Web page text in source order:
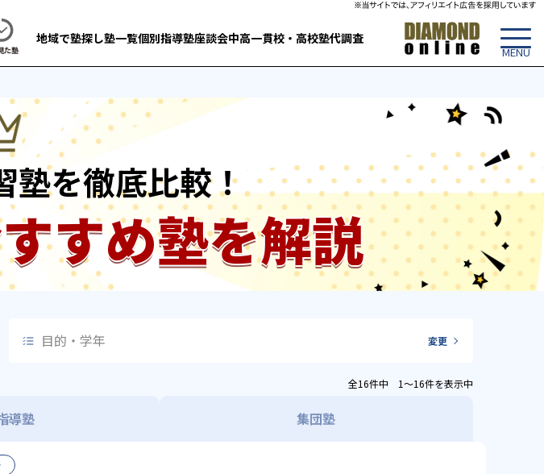
地域で塾探し塾一覧個別指導塾座談会中高一貫校・高校塾代調査
塾を徹底比較！
すめ塾を解説
目的・学年 変更
全16件中 1〜16件を表示中
導塾 集団塾